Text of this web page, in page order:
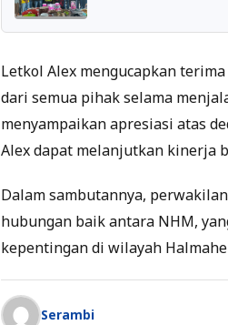
Letkol Alex mengucapkan
dari semua pihak selama
menyampaikan apresiasi atas
Alex dapat melanjutkan kinerja
Dalam sambutannya,
hubungan baik antara NHM,
kepentingan di wilayah
Serambi